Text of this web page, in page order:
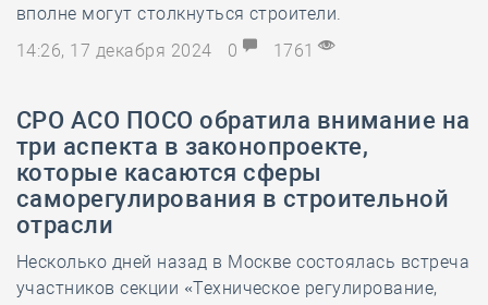
вполне могут столкнуться строители.
14:26, 17 декабря 2024
0 1761
СРО АСО ПОСО обратила внимание на
три аспекта в законопроекте,
которые касаются сферы
саморегулирования в строительной
отрасли
Несколько дней назад в Москве состоялась встреча
участников секции «Техническое регулирование,